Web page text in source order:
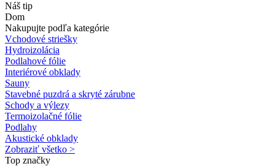
Náš tip
Dom
Nakupujte podľa kategórie
Vchodové striešky
Hydroizolácia
Podlahové fólie
Interiérové obklady
Sauny
Stavebné puzdrá a skryté zárubne
Schody a výlezy
Termoizolačné fólie
Podlahy
Akustické obklady
Zobraziť všetko >
Top značky